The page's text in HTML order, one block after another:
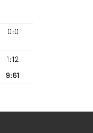
0:0
1:12
9:61